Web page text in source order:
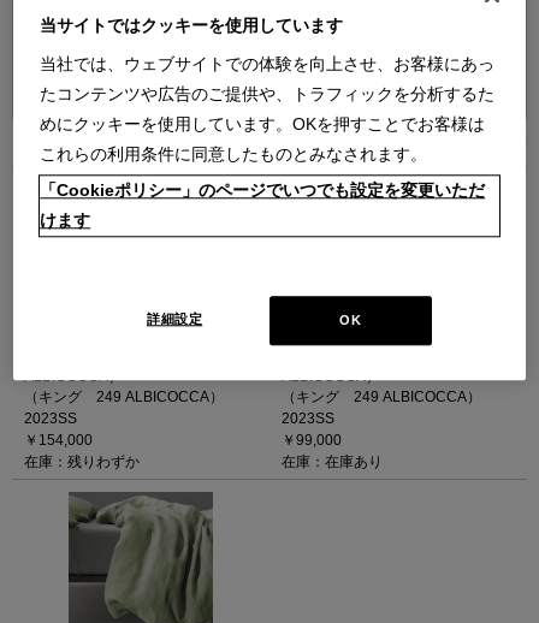
並べ替え：
ALBICOCCA）
（キング 249 ALBICOCCA）
2023SS
￥154,000
在庫：残りわずか
ALBICOCCA）
（キング 249 ALBICOCCA）
2023SS
￥99,000
在庫：在庫あり
当サイトではクッキーを使用しています
当社では、ウェブサイトでの体験を向上させ、お客様にあっ
たコンテンツや広告のご提供や、トラフィックを分析するた
めにクッキーを使用しています。OKを押すことでお客様は
これらの利用条件に同意したものとみなされます。
「Cookieポリシー」のページでいつでも設定を変更いただ
けます
OK
詳細設定